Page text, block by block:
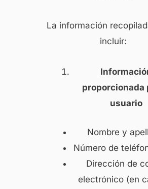
La información
incluir:
proporcionada
usuario
Nombre y
Número de
Dirección de
electrónico (en